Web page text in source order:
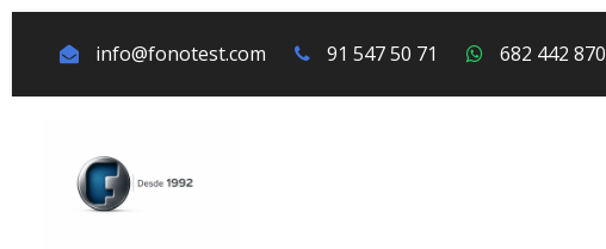
info@fonotest.com 91 547 50 71 682 442 870